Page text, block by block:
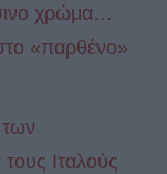
χρώμα…
«παρθένο»
Ιταλούς